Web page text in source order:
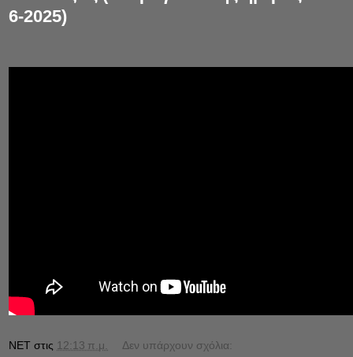
6-2025)
NET στις 12:13 π.μ. Δεν υπάρχουν σχόλια: